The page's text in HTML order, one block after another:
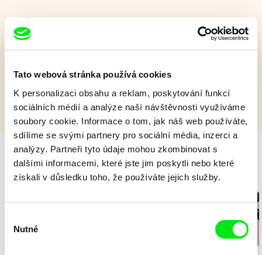
Tato webová stránka používá cookies
K personalizaci obsahu a reklam, poskytování funkcí
sociálních médií a analýze naší návštěvnosti využíváme
soubory cookie. Informace o tom, jak náš web používáte,
sdílíme se svými partnery pro sociální média, inzerci a
analýzy. Partneři tyto údaje mohou zkombinovat s
dalšími informacemi, které jste jim poskytli nebo které
získali v důsledku toho, že používáte jejich služby.
souhlasu
Nutné
Film bohužel není dostupný :(
dispozici.
Milý tati - speciál